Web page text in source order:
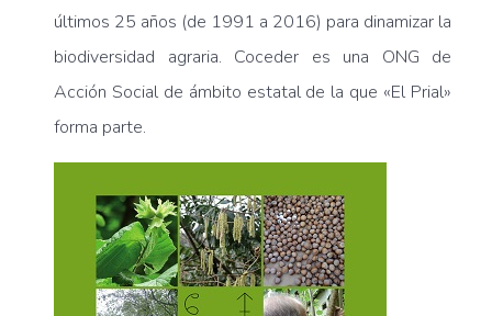
últimos 25 años (de 1991 a 2016) para dinamizar la
biodiversidad agraria. Coceder es una ONG de
Acción Social de ámbito estatal de la que «El Prial»
forma parte.